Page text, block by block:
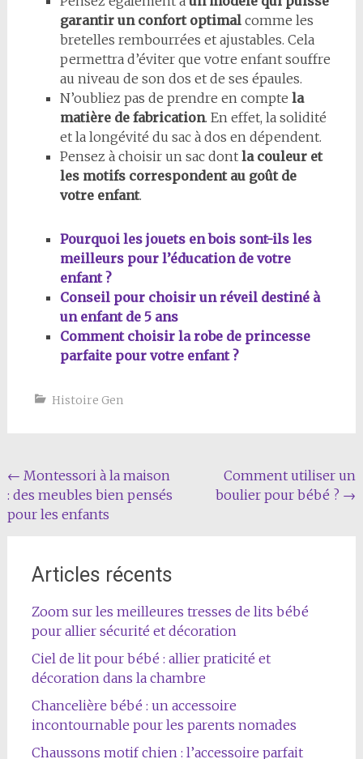
garantir un confort optimalcomme les
bretelles rembourrées et ajustables. Cela
permettra d’éviter que votre enfant souffre
au niveau de son dos et de ses épaules.
N’oubliez pas de prendre en compte la
matière de fabrication. En effet, la solidité
et la longévité du sac à dos en dépendent.
Pensez à choisir un sac dont la couleur et
les motifs correspondent au goût de
votre enfant.
Pourquoi les jouets en bois sont-ils les
meilleurs pour l’éducation de votre
enfant ?
Conseil pour choisir un réveil destiné à
un enfant de 5 ans
Comment choisir la robe de princesse
parfaite pour votre enfant ?
Histoire Gen
Navigation
de
l'article
← Montessori à la maison
: des meubles bien pensés
pour les enfants
Comment utiliser un
boulier pour bébé ? →
Articles récents
Zoom sur les meilleures tresses de lits bébé
pour allier sécurité et décoration
Ciel de lit pour bébé : allier praticité et
décoration dans la chambre
Chancelière bébé : un accessoire
incontournable pour les parents nomades
Chaussons motif chien : l’accessoire parfait